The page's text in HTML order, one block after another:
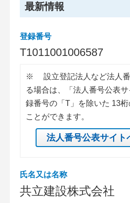
最新情報
登録番号
T1011001006587
※
設立登記法人など法人
る場合は、「法人番号公表
録番号の「T」を除いた 13
ことができます。
法人番号公表サイト
氏名又は名称
共立建設株式会社